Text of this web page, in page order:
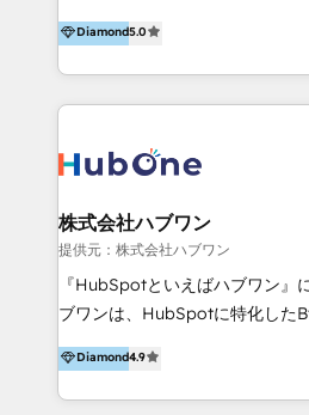
businesses globally for
client satisfaction. With deep HubSpot expertise and
your business with a proven
Diamond Partner? 👉Connect with TRooInbound
today (https://
migliori partner EMEA per la
Stiamo accompagnando oltre
digitalizzazione e
marketing e vendita. Il nostro metodo DAM è stato
mappatura dei canali di
HubSpot come fornitore
tra il CRM e altri sistemi
AS400, TeamSystem. HubSpot ci ha riconosciuto
come formatori ufficiali per
50% più alto tra i nostri clienti
aziende. Lavoriamo con aziende B2B tra i 5 e i 35
Diamond5.0
株式会社ハブワン
提供元：株式会社ハブワン
『HubSpotといえばハブワン』に
ブワンは、HubSpotに特化した
ーコードCMS構築、CRM／MA／
システムAPI連携・開発、営業定
クセス体制の設計まで、ワンス
Diamond4.9